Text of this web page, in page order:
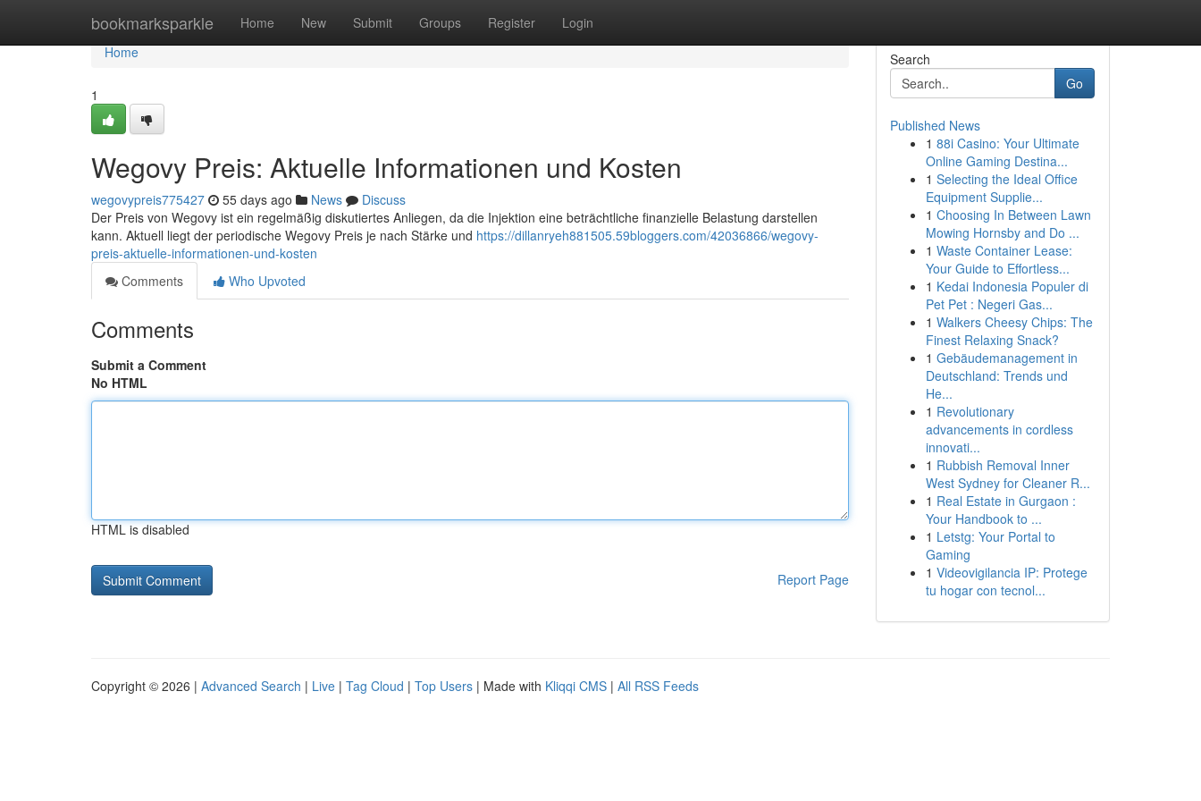
bookmarksparkle Home New Submit Groups Register Login
Home
Home
1
Wegovy Preis: Aktuelle Informationen und Kosten
wegovypreis775427 55 days ago News
Discuss
Der Preis von Wegovy ist ein regelmäßig diskutiertes Anliegen, da die Injektion eine beträchtliche finanzielle Belastung darstellen
kann. Aktuell liegt der periodische Wegovy Preis je nach Stärke und https://dillanryeh881505.59bloggers.com/42036866/wegovy-
preis-aktuelle-informationen-und-kosten
Comments
Who Upvoted
Comments
Submit a Comment
No HTML
HTML is disabled
Report Page
Search
Go
Published News
1 88i Casino: Your Ultimate
Online Gaming Destina...
1 Selecting the Ideal Office
Equipment Supplie...
1 Choosing In Between Lawn
Mowing Hornsby and Do ...
1 Waste Container Lease:
Your Guide to Effortless...
1 Kedai Indonesia Populer di
Pet Pet : Negeri Gas...
1 Walkers Cheesy Chips: The
Finest Relaxing Snack?
1 Gebäudemanagement in
Deutschland: Trends und
He...
1 Revolutionary
advancements in cordless
innovati...
1 Rubbish Removal Inner
West Sydney for Cleaner R...
1 Real Estate in Gurgaon :
Your Handbook to ...
1 Letstg: Your Portal to
Gaming
1 Videovigilancia IP: Protege
tu hogar con tecnol...
Copyright © 2026 | Advanced Search | Live | Tag Cloud | Top Users | Made with Kliqqi CMS | All RSS Feeds